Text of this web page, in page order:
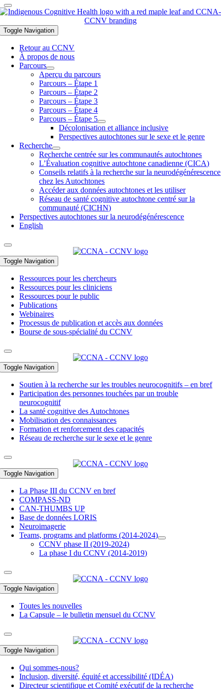
Toggle Navigation
Retour au CCNV
À propos de nous
Parcours
Aperçu du parcours
Parcours – Étape 1
Parcours – Étape 2
Parcours – Étape 3
Parcours – Étape 4
Parcours – Étape 5
Décolonisation et alliance inclusive
Perspectives autochtones sur le sexe et le genre
Recherche
Recherche centrée sur les communautés autochtones
L’Évaluation cognitive autochtone canadienne (CICA)
Conseils relatifs à la recherche sur la neurodégénérescence
chez les Autochtones
Accéder aux données autochtones et les utiliser
Réseau de santé cognitive autochtone centré sur la
communauté (CICHN)
Perspectives autochtones sur la neurodégénérescence
English
Toggle Navigation
Ressources pour les chercheurs
Ressources pour les cliniciens
Ressources pour le public
Publications
Webinaires
Processus de publication et accès aux données
Bourse de sous-spécialité du CCNV
Toggle Navigation
Soutien à la recherche sur les troubles neurocognitifs – en bref
Participation des personnes touchées par un trouble
neurocognitif
La santé cognitive des Autochtones
Mobilisation des connaissances
Formation et renforcement des capacités
Réseau de recherche sur le sexe et le genre
Toggle Navigation
La Phase III du CCNV en bref
COMPASS-ND
CAN-THUMBS UP
Base de données LORIS
Neuroimagerie
Teams, programs and platforms (2014-2024)
CCNV phase II (2019-2024)
La phase I du CCNV (2014-2019)
Toggle Navigation
Toutes les nouvelles
La Capsule – le bulletin mensuel du CCNV
Toggle Navigation
Qui sommes-nous?
Inclusion, diversité, équité et accessibilité (IDÉA)
Directeur scientifique et Comité exécutif de la recherche